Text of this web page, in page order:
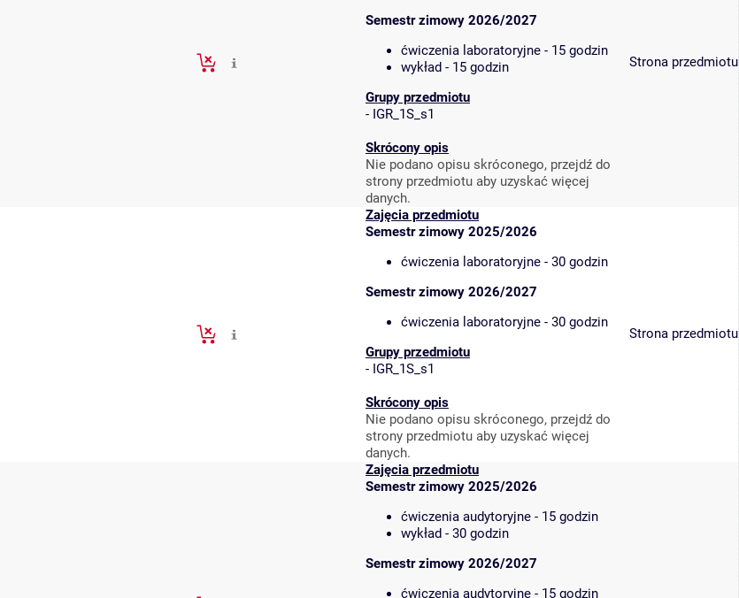
Semestr zimowy 2026/2027
ćwiczenia laboratoryjne - 15 godzin
wykład - 15 godzin
Grupy przedmiotu
- IGR_1S_s1
Skrócony opis
Nie podano opisu skróconego, przejdź do
strony przedmiotu aby uzyskać więcej
danych.
Strona przedmiotu
Zajęcia przedmiotu
Semestr zimowy 2025/2026
ćwiczenia laboratoryjne - 30 godzin
Semestr zimowy 2026/2027
ćwiczenia laboratoryjne - 30 godzin
Grupy przedmiotu
- IGR_1S_s1
Skrócony opis
Nie podano opisu skróconego, przejdź do
strony przedmiotu aby uzyskać więcej
danych.
Strona przedmiotu
Zajęcia przedmiotu
Semestr zimowy 2025/2026
ćwiczenia audytoryjne - 15 godzin
wykład - 30 godzin
Semestr zimowy 2026/2027
ćwiczenia audytoryjne - 15 godzin